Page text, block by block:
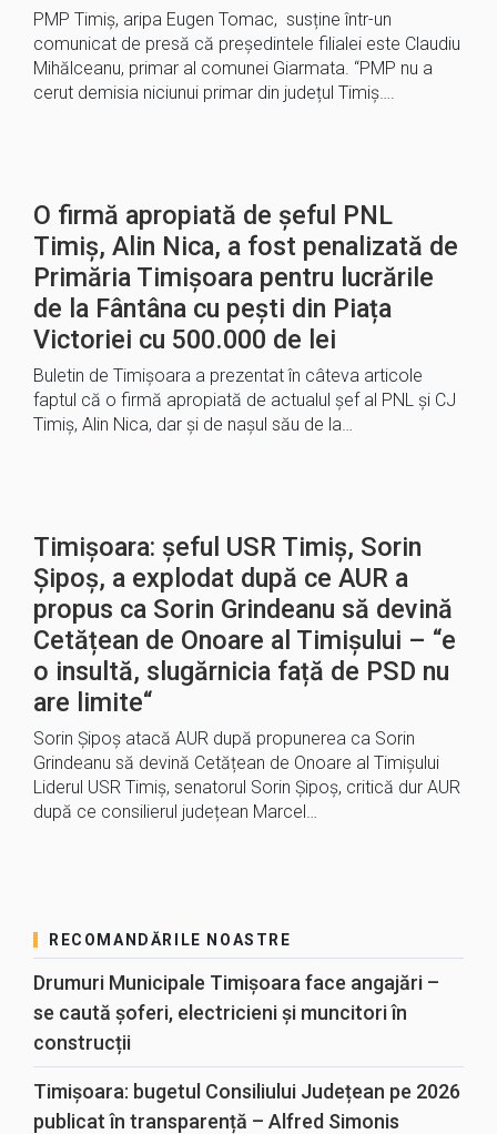
PMP Timiș, aripa Eugen Tomac, susține într-un
comunicat de presă că președintele filialei este Claudiu
Mihălceanu, primar al comunei Giarmata. “PMP nu a
cerut demisia niciunui primar din județul Timiș….
O firmă apropiată de șeful PNL
Timiș, Alin Nica, a fost penalizată de
Primăria Timișoara pentru lucrările
de la Fântâna cu pești din Piața
Victoriei cu 500.000 de lei
Buletin de Timișoara a prezentat în câteva articole
faptul că o firmă apropiată de actualul șef al PNL și CJ
Timiș, Alin Nica, dar și de nașul său de la…
Timișoara: șeful USR Timiș, Sorin
Șipoș, a explodat după ce AUR a
propus ca Sorin Grindeanu să devină
Cetățean de Onoare al Timișului – “e
o insultă, slugărnicia față de PSD nu
are limite“
Sorin Șipoș atacă AUR după propunerea ca Sorin
Grindeanu să devină Cetățean de Onoare al Timișului
Liderul USR Timiș, senatorul Sorin Șipoș, critică dur AUR
după ce consilierul județean Marcel…
RECOMANDĂRILE NOASTRE
Drumuri Municipale Timișoara face angajări –
se caută șoferi, electricieni și muncitori în
construcții
Timișoara: bugetul Consiliului Județean pe 2026
publicat în transparență – Alfred Simonis